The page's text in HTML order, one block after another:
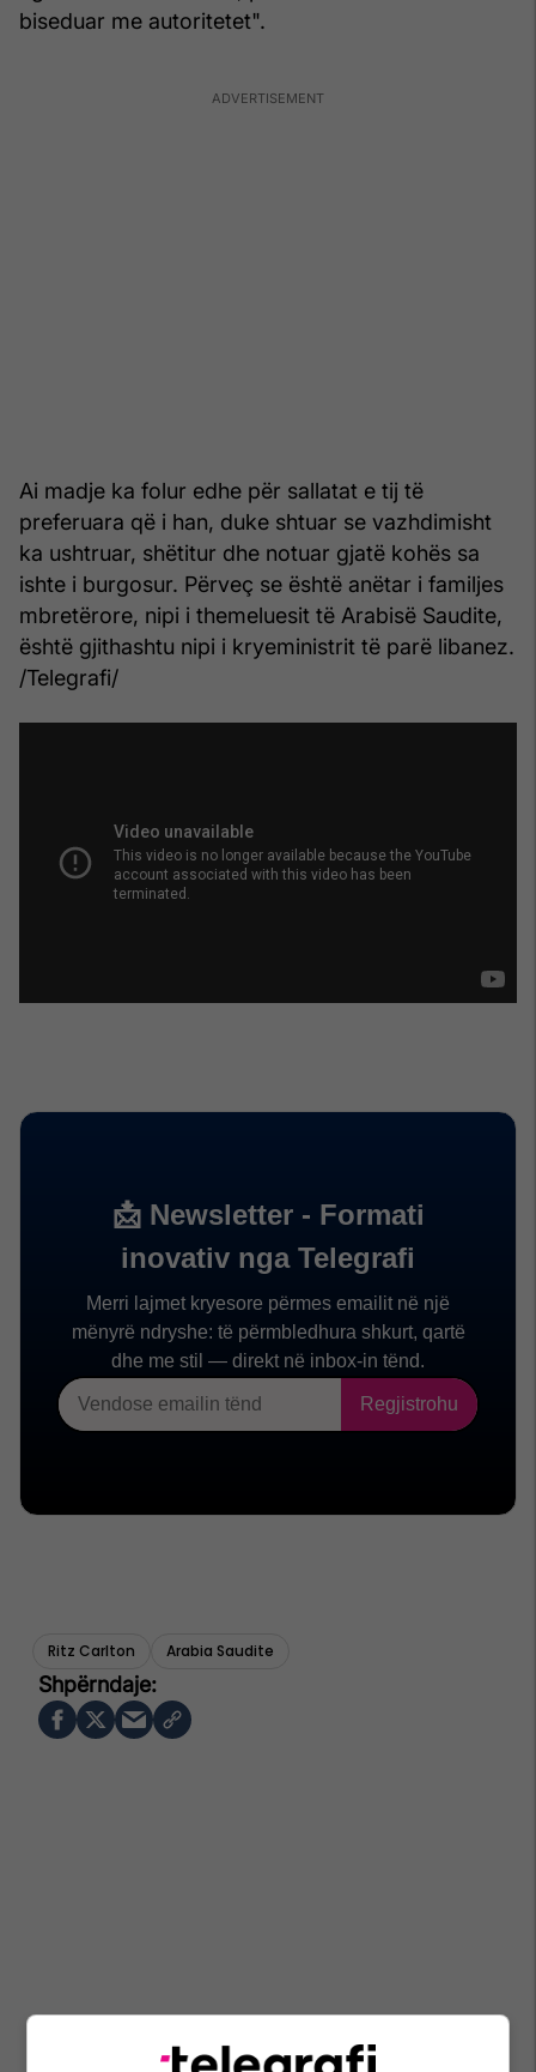
biseduar me autoritetet".
Ai madje ka folur edhe për sallatat e tij të
preferuara që i han, duke shtuar se vazhdimisht
ka ushtruar, shëtitur dhe notuar gjatë kohës sa
ishte i burgosur. Përveç se është anëtar i familjes
mbretërore, nipi i themeluesit të Arabisë Saudite,
është gjithashtu nipi i kryeministrit të parë libanez.
/Telegrafi/
Ritz Carlton Arabia Saudite